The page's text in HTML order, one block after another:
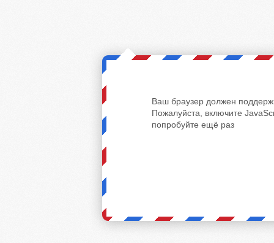
Ваш браузер должен
Пожалуйста, включите
попробуйте ещё раз